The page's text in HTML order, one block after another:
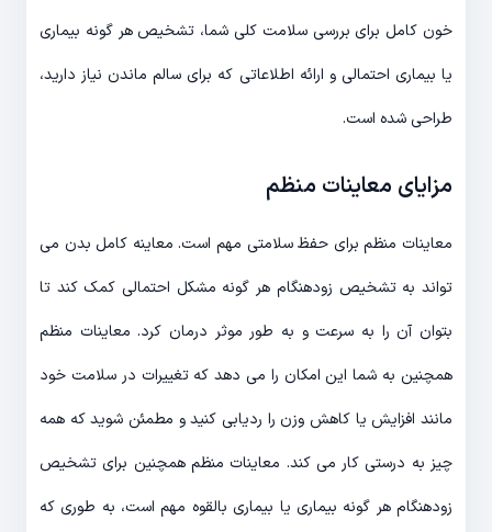
خون کامل برای بررسی سلامت کلی شما، تشخیص هر گونه بیماری
یا بیماری احتمالی و ارائه اطلاعاتی که برای سالم ماندن نیاز دارید،
طراحی شده است.
مزایای معاینات منظم
معاینات منظم برای حفظ سلامتی مهم است. معاینه کامل بدن می
تواند به تشخیص زودهنگام هر گونه مشکل احتمالی کمک کند تا
بتوان آن را به سرعت و به طور موثر درمان کرد. معاینات منظم
همچنین به شما این امکان را می دهد که تغییرات در سلامت خود
مانند افزایش یا کاهش وزن را ردیابی کنید و مطمئن شوید که همه
چیز به درستی کار می کند. معاینات منظم همچنین برای تشخیص
زودهنگام هر گونه بیماری یا بیماری بالقوه مهم است، به طوری که